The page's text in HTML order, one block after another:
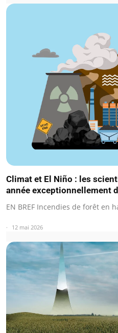
Climat et El Niño : les
année exceptionnellement
EN BREF Incendies de forêt en
12 mai 2026